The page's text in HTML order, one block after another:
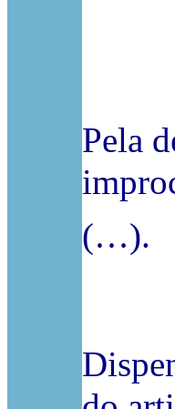
Pela
(…).